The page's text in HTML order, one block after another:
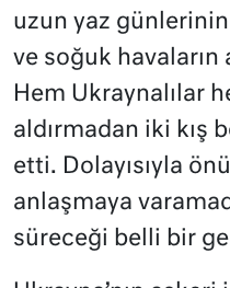
uzun yaz
ve soğuk havaların
Hem Ukraynalılar
aldırmadan iki kış
etti. Dolayısıyla
anlaşmaya
süreceği belli bir